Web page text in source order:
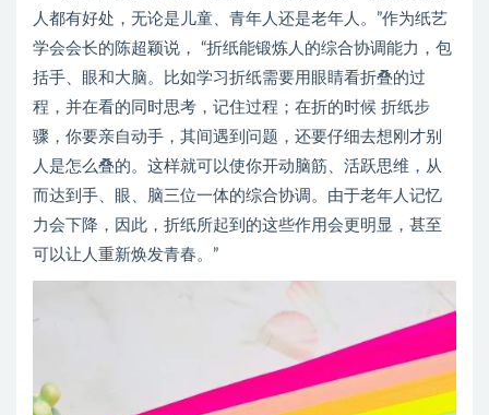
人都有好处，无论是儿童、青年人还是老年人。”作为纸艺
学会会长的陈超颖说， “折纸能锻炼人的综合协调能力，包
括手、眼和大脑。比如学习折纸需要用眼睛看折叠的过
程，并在看的同时思考，记住过程；在折的时候 折纸步
骤，你要亲自动手，其间遇到问题，还要仔细去想刚才别
人是怎么叠的。这样就可以使你开动脑筋、活跃思维，从
而达到手、眼、脑三位一体的综合协调。由于老年人记忆
力会下降，因此，折纸所起到的这些作用会更明显，甚至
可以让人重新焕发青春。”